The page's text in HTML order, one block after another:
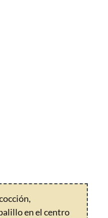
en el centro